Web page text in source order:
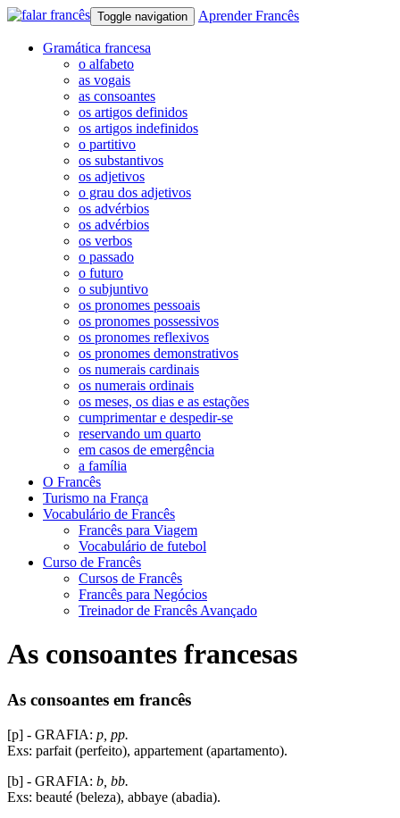
Toggle navigation Aprender Francês
Gramática francesa
o alfabeto
as vogais
as consoantes
os artigos definidos
os artigos indefinidos
o partitivo
os substantivos
os adjetivos
o grau dos adjetivos
os advérbios
os advérbios
os verbos
o passado
o futuro
o subjuntivo
os pronomes pessoais
os pronomes possessivos
os pronomes reflexivos
os pronomes demonstrativos
os numerais cardinais
os numerais ordinais
os meses, os dias e as estações
cumprimentar e despedir-se
reservando um quarto
em casos de emergência
a família
O Francês
Turismo na França
Vocabulário de Francês
Francês para Viagem
Vocabulário de futebol
Curso de Francês
Cursos de Francês
Francês para Negócios
Treinador de Francês Avançado
As consoantes francesas
As consoantes em francês
[p] - GRAFIA: p, pp.
Exs: parfait (perfeito), appartement (apartamento).
[b] - GRAFIA: b, bb.
Exs: beauté (beleza), abbaye (abadia).